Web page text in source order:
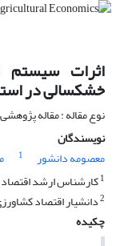
اثرات سیستم
خشکسالی در
نوع مقاله : مقاله پژوهشی
نویسندگان
معصومه دانشور
1
1کارشناس ارشد
2دانشیار اقتصاد
چکیده